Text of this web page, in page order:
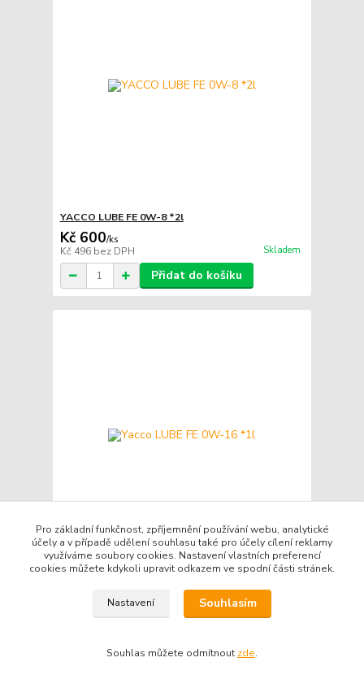
YACCO LUBE FE 0W-8 *2l
Kč 600/ks
Kč 496 bez DPH Skladem
Přidat do košíku
Yacco LUBE FE 0W-16 *1l
bez DPH
Pro základní funkčnost, zpříjemnění používání webu, analytické
účely a v případě udělení souhlasu také pro účely cílení reklamy
využíváme soubory cookies. Nastavení vlastních preferencí
cookies můžete kdykoli upravit odkazem ve spodní části stránek.
Nastavení Souhlasím
Souhlas můžete odmítnout zde.